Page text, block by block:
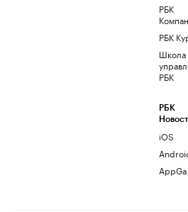
РБК
РБК
Школа
РБК
РБК
iOS